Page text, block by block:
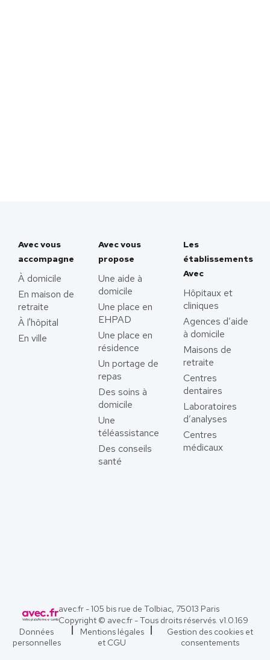
Avec vous
accompagne
À domicile
En maison de
retraite
À l'hôpital
En ville
Avec vous
propose
Une aide à
domicile
Une place en
EHPAD
Une place en
résidence
Un portage de
repas
Des soins à
domicile
Une
téléassistance
Des conseils
santé
Les
établissements
Avec
Hôpitaux et
cliniques
Agences d’aide
à domicile
Maisons de
retraite
Centres
dentaires
Laboratoires
d’analyses
Centres
médicaux
avec.fr - 105 bis rue de Tolbiac, 75013 Paris
Copyright © avec.fr - Tous droits réservés. v1.0.169
Données
personnelles
Mentions légales
et CGU
Gestion des cookies et
consentements